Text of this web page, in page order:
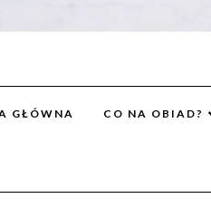
GŁÓWNA CO NA OBIAD?